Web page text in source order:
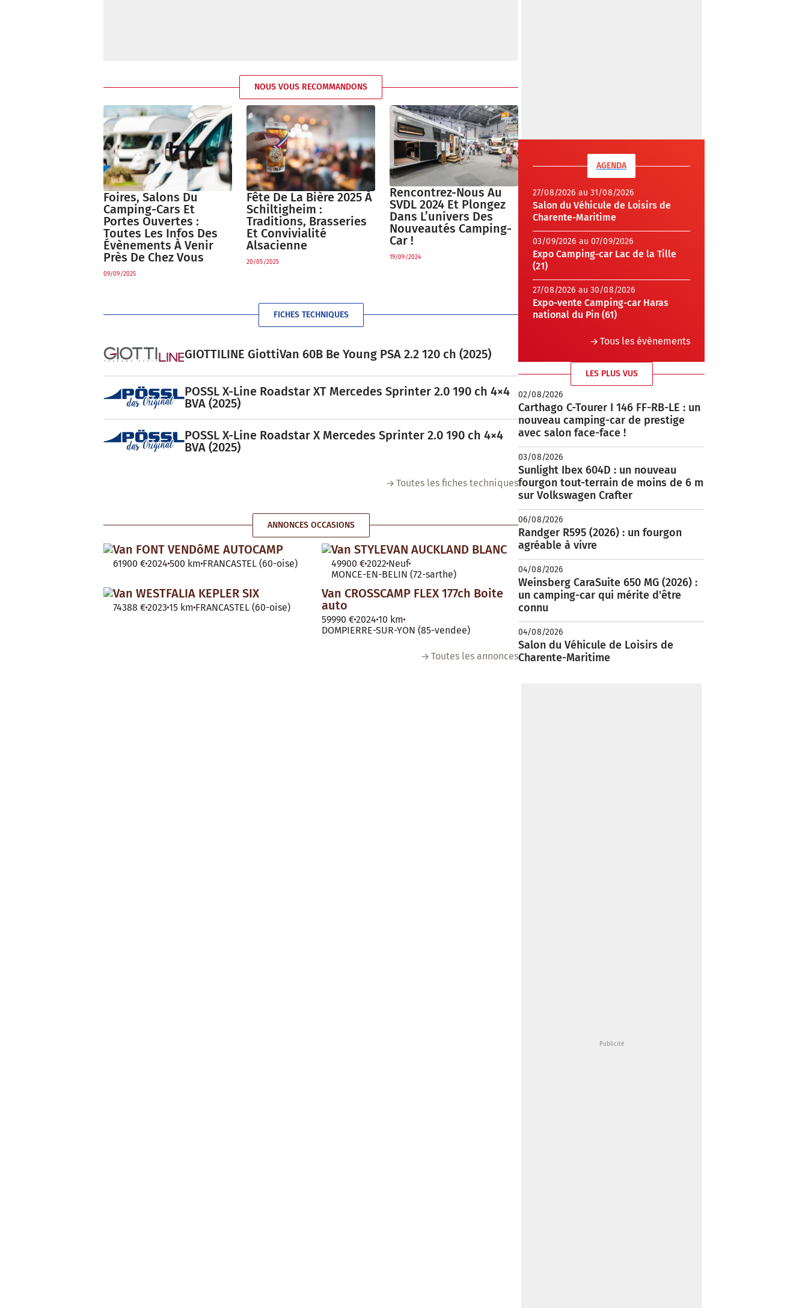
NOUS VOUS RECOMMANDONS
Foires, Salons Du
Camping-Cars Et
Portes Ouvertes :
Toutes Les Infos Des
Évènements À Venir
Près De Chez Vous
09/09/2025
Fête De La Bière 2025 À
Schiltigheim :
Traditions, Brasseries
Et Convivialité
Alsacienne
20/05/2025
Rencontrez-Nous Au
SVDL 2024 Et Plongez
Dans L’univers Des
Nouveautés Camping-
Car !
19/09/2024
FICHES TECHNIQUES
GIOTTILINE GiottiVan 60B Be Young PSA 2.2 120 ch (2025)
POSSL X-Line Roadstar XT Mercedes Sprinter 2.0 190 ch 4×4
BVA (2025)
POSSL X-Line Roadstar X Mercedes Sprinter 2.0 190 ch 4×4
BVA (2025)
Toutes les fiches techniques
ANNONCES OCCASIONS
Van FONT VENDôME AUTOCAMP
61900 €2024 500 km FRANCASTEL (60-oise)
Van STYLEVAN AUCKLAND BLANC
49900 €2022 Neuf
MONCE-EN-BELIN (72-sarthe)
Van WESTFALIA KEPLER SIX
74388 €2023 15 km FRANCASTEL (60-oise)
Van CROSSCAMP FLEX 177ch Boite
auto
59990 €2024 10 km
DOMPIERRE-SUR-YON (85-vendee)
Toutes les annonces
AGENDA
27/08/2026 au 31/08/2026
Salon du Véhicule de Loisirs de
Charente-Maritime
03/09/2026 au 07/09/2026
Expo Camping-car Lac de la Tille
(21)
27/08/2026 au 30/08/2026
Expo-vente Camping-car Haras
national du Pin (61)
Tous les évènements
LES PLUS VUS
02/08/2026
Carthago C-Tourer I 146 FF-RB-LE : un
nouveau camping-car de prestige
avec salon face-face !
03/08/2026
Sunlight Ibex 604D : un nouveau
fourgon tout-terrain de moins de 6 m
sur Volkswagen Crafter
06/08/2026
Randger R595 (2026) : un fourgon
agréable à vivre
04/08/2026
Weinsberg CaraSuite 650 MG (2026) :
un camping-car qui mérite d'être
connu
04/08/2026
Salon du Véhicule de Loisirs de
Charente-Maritime